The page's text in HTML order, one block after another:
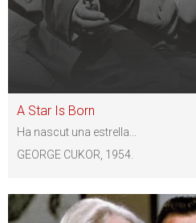
A Star Is Born
Ha nascut una estrella...
GEORGE CUKOR, 1954.